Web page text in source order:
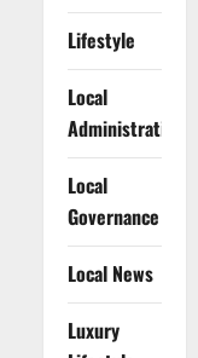
Lifestyle
Local
Administration
Local
Governance
Local News
Luxury